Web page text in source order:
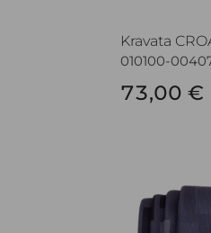
Kravata
010100-
73,00 €